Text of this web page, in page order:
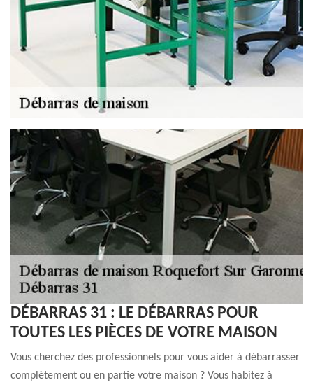
DÉBARRAS 31 : LE DÉBARRAS POUR
TOUTES LES PIÈCES DE VOTRE MAISON
Vous cherchez des professionnels pour vous aider à débarrasser
complètement ou en partie votre maison ? Vous habitez à